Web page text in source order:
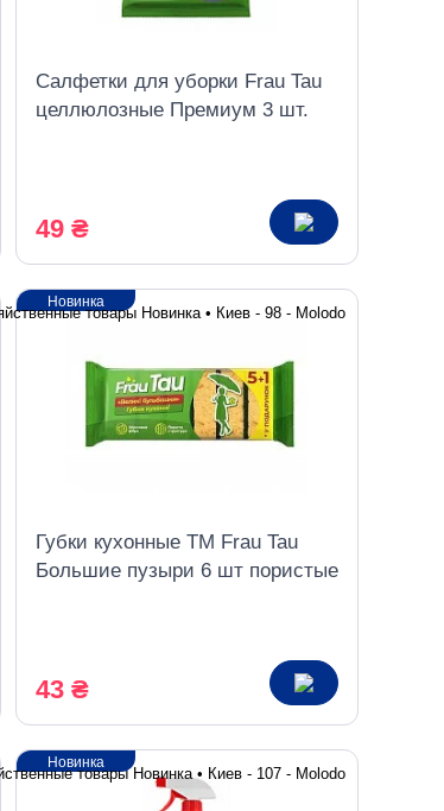
Салфетки для уборки Frau Tau
целлюлозные Премиум 3 шт.
49 ₴
Губки кухонные TM Frau Tau
Большие пузыри 6 шт пористые
43 ₴
Новинка
Новинка